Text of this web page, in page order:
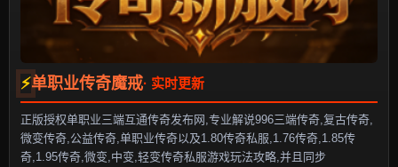
单职业传奇魔戒
正版授权单职业三端互通传奇发布网,专业解说996三端传奇,复古传奇,
微变传奇,公益传奇,单职业传奇以及1.80传奇私服,1.76传奇,1.85传
奇,1.95传奇,微变,中变,轻变传奇私服游戏玩法攻略,并且同步